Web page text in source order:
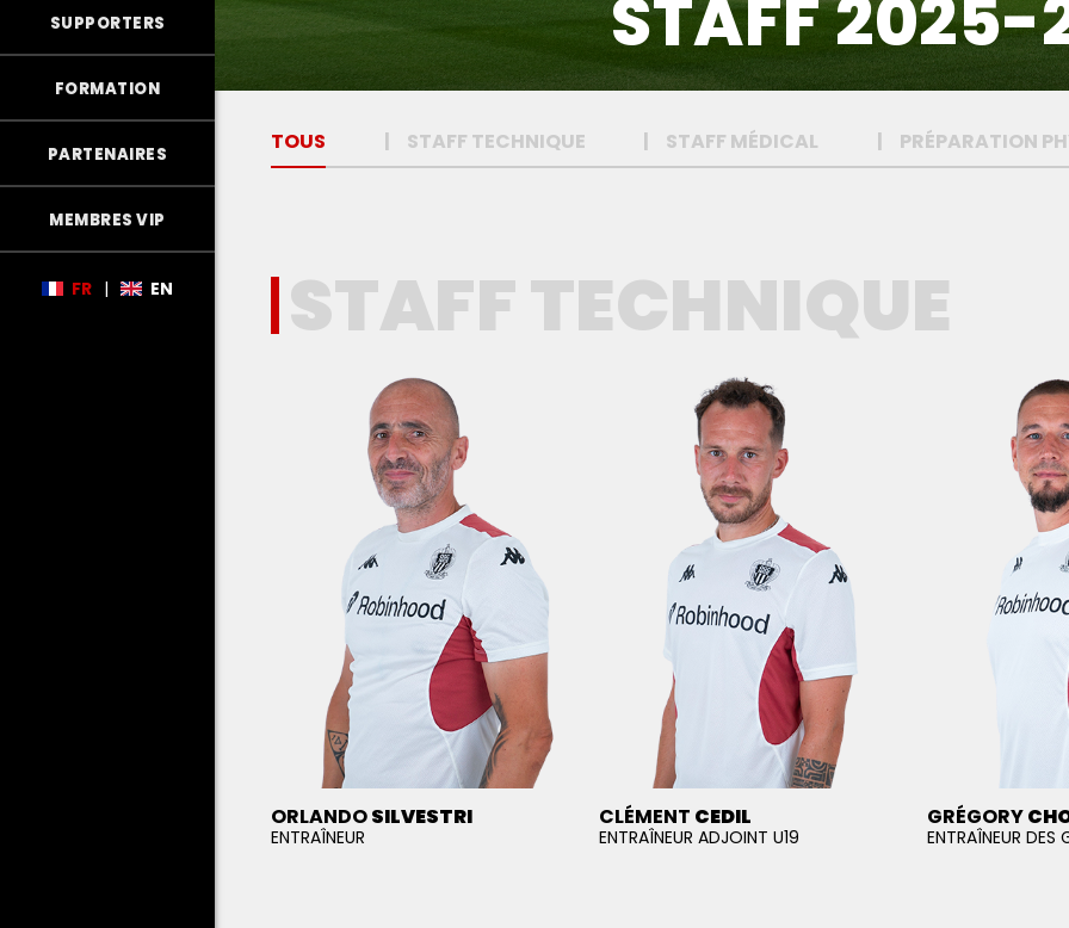
SUPPORTERS
FORMATION
PARTENAIRES
MEMBRES VIP
FR | EN
STAFF 2025-
TOUS STAFF TECHNIQUE STAFF MÉDICAL PRÉPARATION
STAFF TECHNIQUE
ORLANDOSILVESTRI
ENTRAÎNEUR
CLÉMENT CEDIL
ENTRAÎNEUR ADJOINT U19
GRÉGORY
ENTRAÎNEUR DES